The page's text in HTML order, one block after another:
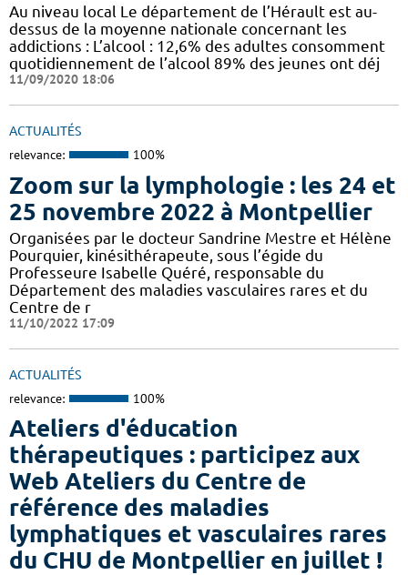
Au niveau local Le département de l’Hérault est au-
dessus de la moyenne nationale concernant les
addictions : L’alcool : 12,6% des adultes consomment
quotidiennement de l’alcool 89% des jeunes ont déj
11/09/2020 18:06
ACTUALITÉS
relevance: 100%
Zoom sur la lymphologie : les 24 et
25 novembre 2022 à Montpellier
Organisées par le docteur Sandrine Mestre et Hélène
Pourquier, kinésithérapeute, sous l’égide du
Professeure Isabelle Quéré, responsable du
Département des maladies vasculaires rares et du
Centre de r
11/10/2022 17:09
ACTUALITÉS
relevance: 100%
Ateliers d'éducation
thérapeutiques : participez aux
Web Ateliers du Centre de
référence des maladies
lymphatiques et vasculaires rares
du CHU de Montpellier en juillet !